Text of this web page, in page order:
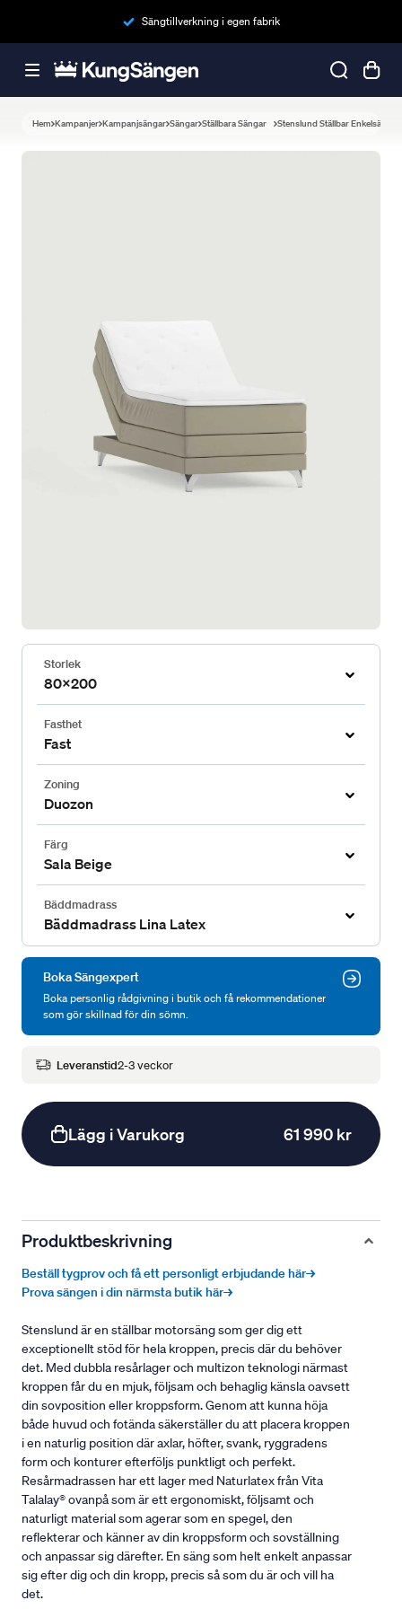
Sängtillverkning i egen fabrik
Hem Kampanjer Kampanjsängar Sängar Ställbara Sängar Stenslund Ställbar Enkelsäng
Storlek
80x200
Fasthet
Fast
Zoning
Duozon
Färg
Sala Beige
Bäddmadrass
Bäddmadrass Lina Latex
Boka Sängexpert
Boka personlig rådgivning i butik och få rekommendationer
som gör skillnad för din sömn.
Leveranstid2-3 veckor
Lägg i Varukorg 61 990 kr
Produktbeskrivning
Beställ tygprov och få ett personligt erbjudande här→
Prova sängen i din närmsta butik här→
Stenslund är en ställbar motorsäng som ger dig ett
exceptionellt stöd för hela kroppen, precis där du behöver
det. Med dubbla resårlager och multizon teknologi närmast
kroppen får du en mjuk, följsam och behaglig känsla oavsett
din sovposition eller kroppsform. Genom att kunna höja
både huvud och fotända säkerställer du att placera kroppen
i en naturlig position där axlar, höfter, svank, ryggradens
form och konturer efterföljs punktligt och perfekt.
Resårmadrassen har ett lager med Naturlatex från Vita
Talalay® ovanpå som är ett ergonomiskt, följsamt och
naturligt material som agerar som en spegel, den
reflekterar och känner av din kroppsform och sovställning
och anpassar sig därefter. En säng som helt enkelt anpassar
sig efter dig och din kropp, precis så som du är och vill ha
det.